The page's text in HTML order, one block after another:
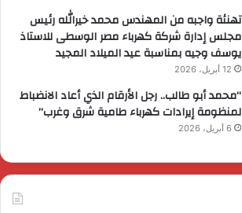
تهنئة واجبه من المهندس محمد خيرالله رئيس
مجلس إدارة شركة كهرباء مصر الوسطى للاستاذ
يوسف وجيه بمناسبة عيد الميلاد المجيد
12 أبريل، 2026
“محمد أبو طالب.. رجل الأرقام الذي أعاد الانضباط
لمنظومة إيرادات كهرباء طامية شرق وغرب”
6 أبريل، 2026